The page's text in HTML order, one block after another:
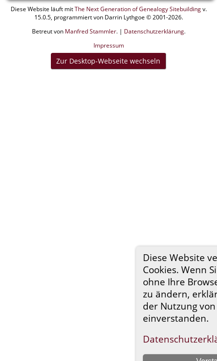
Diese Website
Cookies. Wenn
ohne Ihre
zu ändern,
der Nutzung von
einverstanden.
Diese Website läuft mitThe Next Generation of Genealogy Sitebuildingv.
15.0.5, programmiert von Darrin Lythgoe © 2001-2026.
Betreut von Manfred Stammler. | Datenschutzerklärung.
Impressum
Zur Desktop-Webseite wechseln